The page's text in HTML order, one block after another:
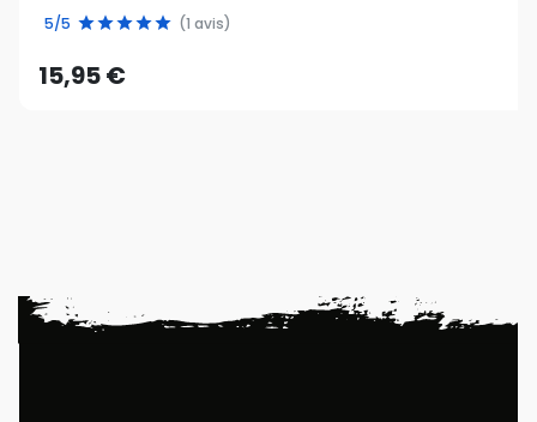
5/5 (1 avis)
15,95 €